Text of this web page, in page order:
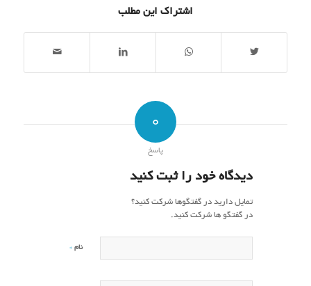
اشتراک این مطلب
0
پاسخ
دیدگاه خود را ثبت کنید
تمایل دارید در گفتگوها شرکت کنید؟
در گفتگو ها شرکت کنید.
نام *